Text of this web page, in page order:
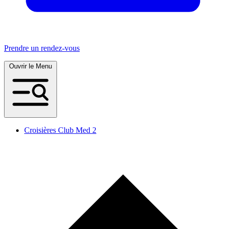
Prendre un rendez-vous
Croisières Club Med 2